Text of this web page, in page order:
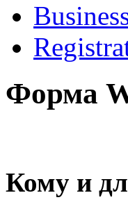
Форма
Кому и